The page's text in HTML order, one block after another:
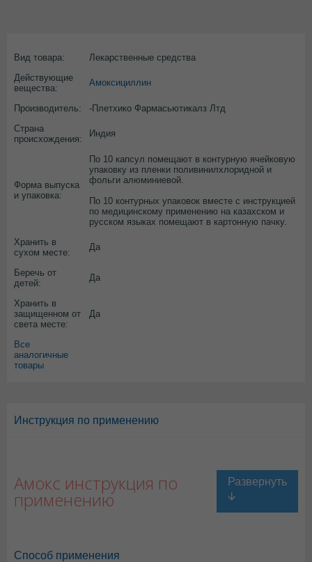
Вид товара:
Лекарственные средства
Действующие
вещества:
Амоксициллин
Производитель:
-Плетхико Фармасьютикалз Лтд
Страна
происхождения:
Индия
Форма выпуска
и упаковка:
По 10 капсул помещают в контурную ячейковую
упаковку из пленки поливинилхлоридной и
фольги алюминиевой.
По 10 контурных упаковок вместе с инструкцией
по медицинскому применению на казахском и
русском языках помещают в картонную пачку.
Хранить в
сухом месте:
Да
Беречь от
детей:
Да
Хранить в
защищенном от
света месте:
Да
Все
аналогичные
товары
Инструкция по применению
Амокс инструкция по
применению
Способ применения